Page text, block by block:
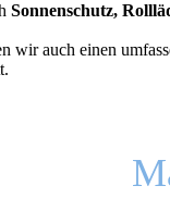
Sonnenschutz,
wir auch einen